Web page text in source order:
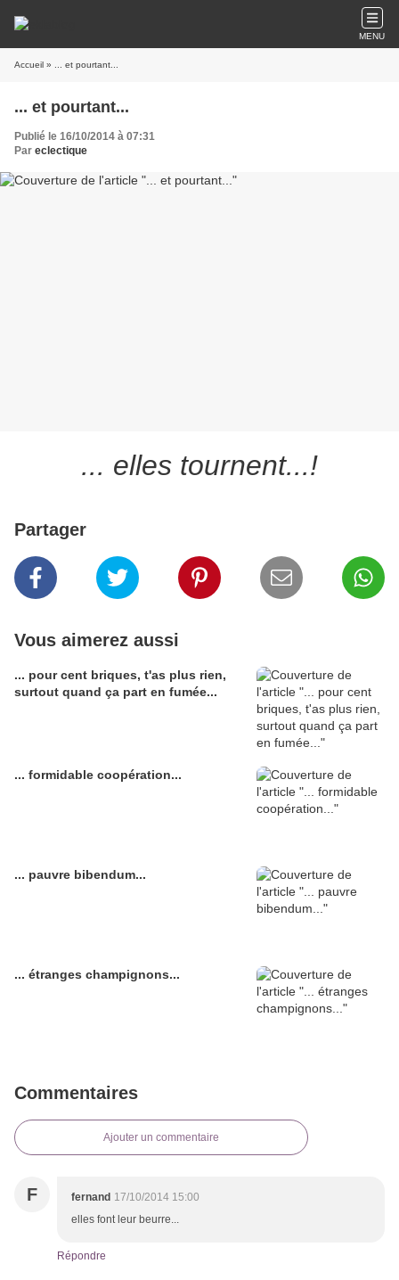
MENU
Accueil » ... et pourtant...
... et pourtant...
Publié le 16/10/2014 à 07:31
Par eclectique
... elles tournent...!
Partager
Vous aimerez aussi
... pour cent briques, t'as plus rien,
surtout quand ça part en fumée...
... formidable coopération...
... pauvre bibendum...
... étranges champignons...
Commentaires
Ajouter un commentaire
F fernand 17/10/2014 15:00
elles font leur beurre...
Répondre